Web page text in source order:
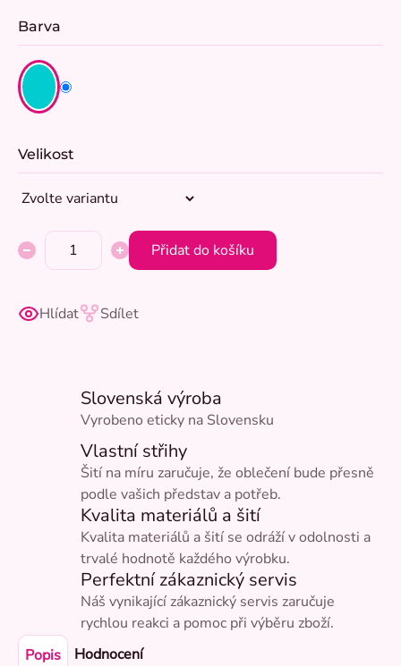
Barva
Velikost
Přidat do košíku
Hlídat Sdílet
Slovenská výroba
Vyrobeno eticky na Slovensku
Vlastní střihy
Šití na míru zaručuje, že oblečení bude přesně
podle vašich představ a potřeb.
Kvalita materiálů a šití
Kvalita materiálů a šití se odráží v odolnosti a
trvalé hodnotě každého výrobku.
Perfektní zákaznický servis
Náš vynikající zákaznický servis zaručuje
rychlou reakci a pomoc při výběru zboží.
Popis
Hodnocení